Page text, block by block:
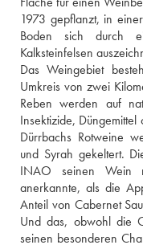
1973 gepflanzt, in
Boden sich durch
Kalksteinfelsen
Das Weingebiet
Umkreis von zwei
Reben werden auf
Insektizide,
Dürrbachs Rotweine
und Syrah gekeltert.
INAO seinen Wein
anerkannte, als die
Anteil von Cabernet
Und das, obwohl die
seinen besonderen